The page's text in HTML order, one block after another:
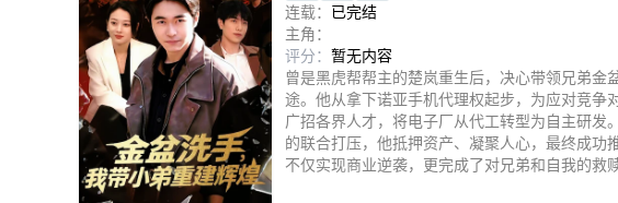
连载： 已完结
主角：
评分： 暂无内容
曾是黑虎帮帮主的楚岚重生后，决心带领兄弟金
途。他从拿下诺亚手机代理权起步，为应对竞争
广招各界人才，将电子厂从代工转型为自主研发
的联合打压，他抵押资产、凝聚人心，最终成功
不仅实现商业逆袭，更完成了对兄弟和自我的救赎